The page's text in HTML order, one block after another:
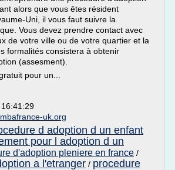
alors que vous êtes résident
Uni, il vous faut suivre la
Vous devez prendre contact avec
de votre ville ou de votre quartier et la
formalités consistera à obtenir
(assesment).
pour un...
uk.org
d adoption d un enfant
pour l adoption d un
d'adoption pleniere en france /
a l'etranger / procedure